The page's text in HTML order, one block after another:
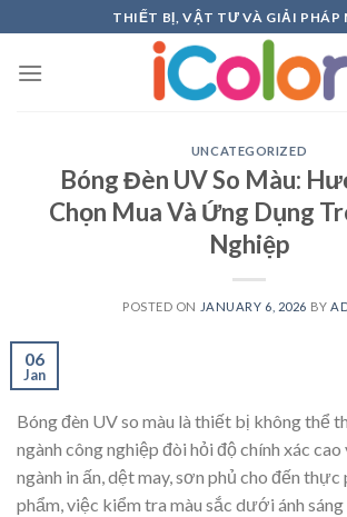
to
content
THIẾT BỊ, VẬT TƯ VÀ GIẢI PHÁP
UNCATEGORIZED
Bóng Đèn UV So Màu:
Chọn Mua Và Ứng Dụng
Nghiệp
POSTED ON JANUARY 6, 2026 BY
06
Jan
Bóng đèn UV so màu là thiết bị không thể
ngành công nghiệp đòi hỏi độ chính xác
ngành in ấn, dệt may, sơn phủ cho đến thực
phẩm, việc kiểm tra màu sắc dưới ánh